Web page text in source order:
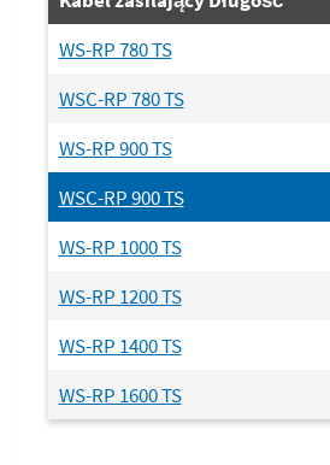
WS-RP 780 TS
WSC-RP 780 TS
WS-RP 900 TS
WSC-RP 900 TS
WS-RP 1000 TS
WS-RP 1200 TS
WS-RP 1400 TS
WS-RP 1600 TS